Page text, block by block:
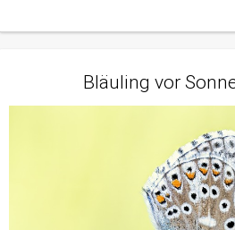
Bläuling vor